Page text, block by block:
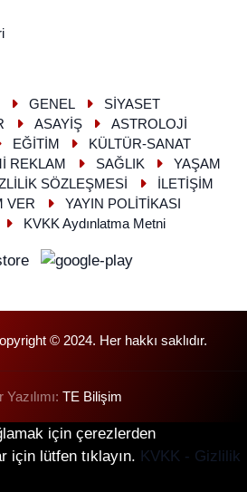
GENEL
SİYASET
ASAYİŞ
ASTROLOJİ
EĞİTİM
KÜLTÜR-SANAT
REKLAM SAĞLIK
YAŞAM
SÖZLEŞMESİ
İLETİŞİM
VER
YAYIN POLİTİKASI
KVKK Aydınlatma Metni
© 2024. Her hakkı saklıdır.
Yazılımı: TE Bilişim
için çerezlerden
için lütfen tıklayın. KVKK - Gizlilik